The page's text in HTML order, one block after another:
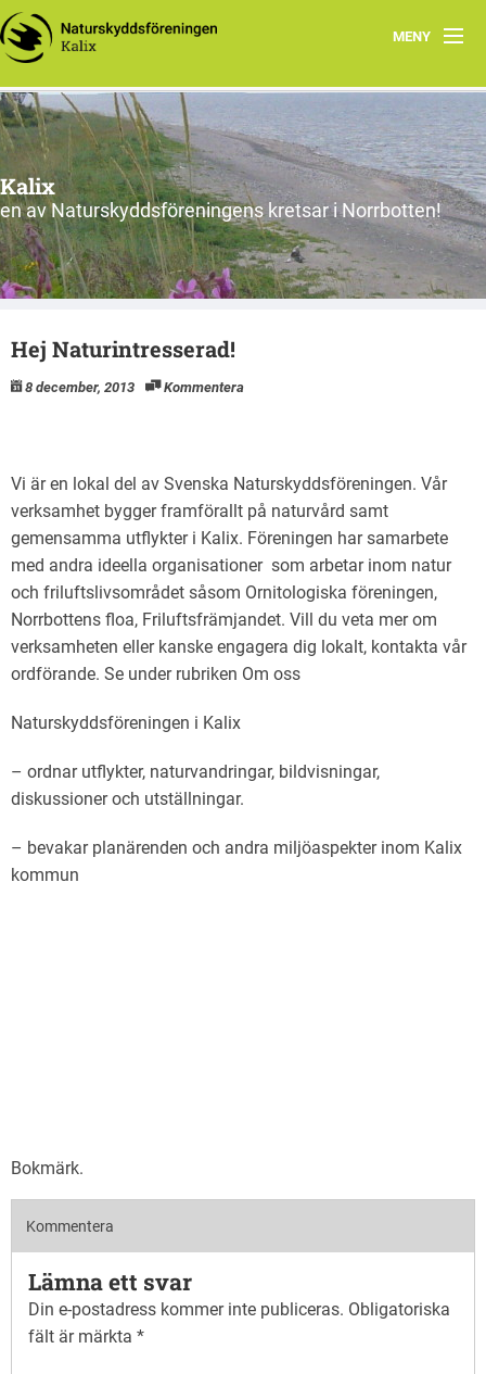
MENY
Program och aktiviteter
Sandskär
Bildgalleri
Natursnokarna
Länktips
Kalix
en av Naturskyddsföreningens kretsar i Norrbotten!
Hej Naturintresserad!
8 december, 2013 Kommentera
Vi är en lokal del av Svenska Naturskyddsföreningen. Vår
verksamhet bygger framförallt på naturvård samt
gemensamma utflykter i Kalix. Föreningen har samarbete
med andra ideella organisationer som arbetar inom natur
och friluftslivsområdet såsom Ornitologiska föreningen,
Norrbottens floa, Friluftsfrämjandet. Vill du veta mer om
verksamheten eller kanske engagera dig lokalt, kontakta vår
ordförande. Se under rubriken Om oss
Naturskyddsföreningen i Kalix
– ordnar utflykter, naturvandringar, bildvisningar,
diskussioner och utställningar.
– bevakar planärenden och andra miljöaspekter inom Kalix
kommun
Bokmärk.
Kommentera
Lämna ett svar
Din e-postadress kommer inte publiceras. Obligatoriska
fält är märkta *